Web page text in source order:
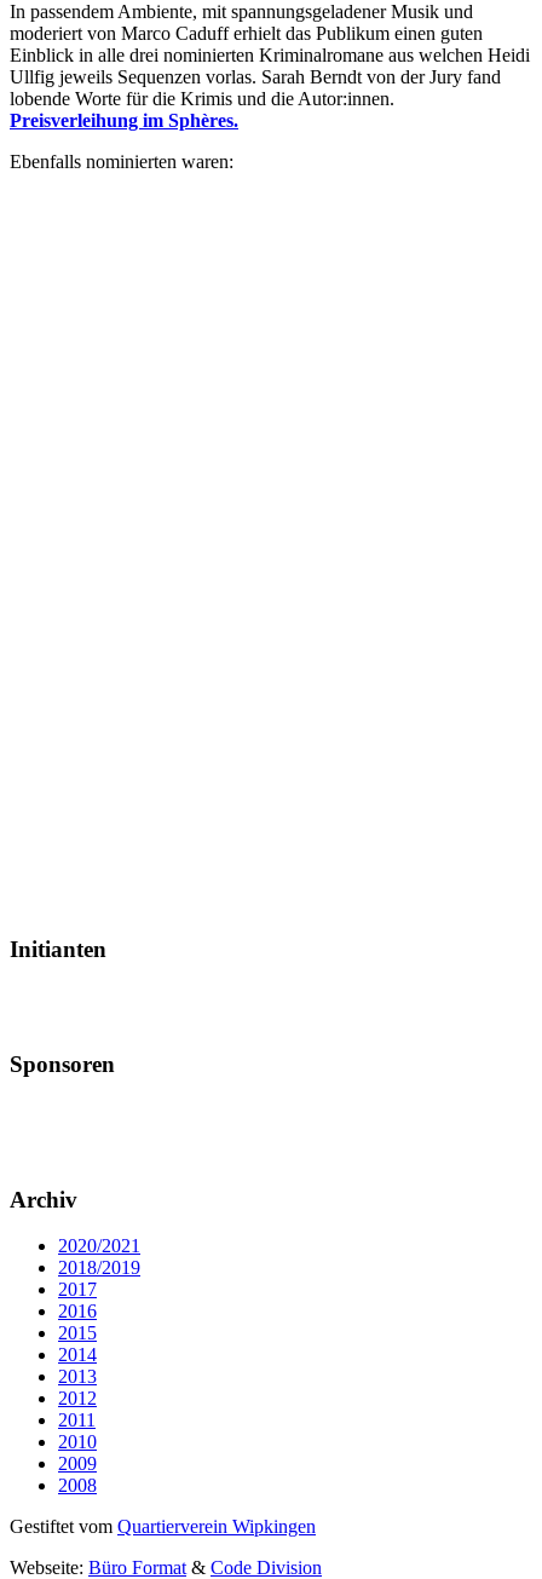
In passendem Ambiente, mit spannungsgeladener Musik und
moderiert von Marco Caduff erhielt das Publikum einen guten
Einblick in alle drei nominierten Kriminalromane aus welchen Heidi
Ullfig jeweils Sequenzen vorlas. Sarah Berndt von der Jury fand
lobende Worte für die Krimis und die Autor:innen.
Preisverleihung im Sphères.
Ebenfalls nominierten waren:
Initianten
Sponsoren
Archiv
2020/2021
2018/2019
2017
2016
2015
2014
2013
2012
2011
2010
2009
2008
Gestiftet vom Quartierverein Wipkingen
Webseite: Büro Format& Code Division